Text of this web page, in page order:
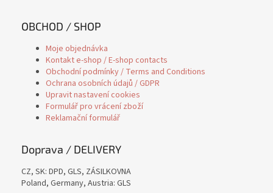
OBCHOD / SHOP
Moje objednávka
Kontakt e-shop / E-shop contacts
Obchodní podmínky / Terms and Conditions
Ochrana osobních údajů / GDPR
Upravit nastavení cookies
Formulář pro vrácení zboží
Reklamační formulář
Doprava / DELIVERY
CZ, SK: DPD, GLS, ZÁSILKOVNA
Poland, Germany, Austria: GLS